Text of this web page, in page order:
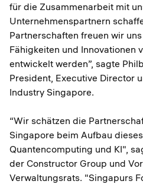
für die Zusammenarbeit mit
Unternehmenspartnern
Partnerschaften freuen wir
Fähigkeiten und Innovationen
entwickelt werden”, sagte
President, Executive Director
Industry Singapore.
“Wir schätzen die
Singapore beim Aufbau
Quantencomputing und KI",
der Constructor Group und
Verwaltungsrats. "Singapurs